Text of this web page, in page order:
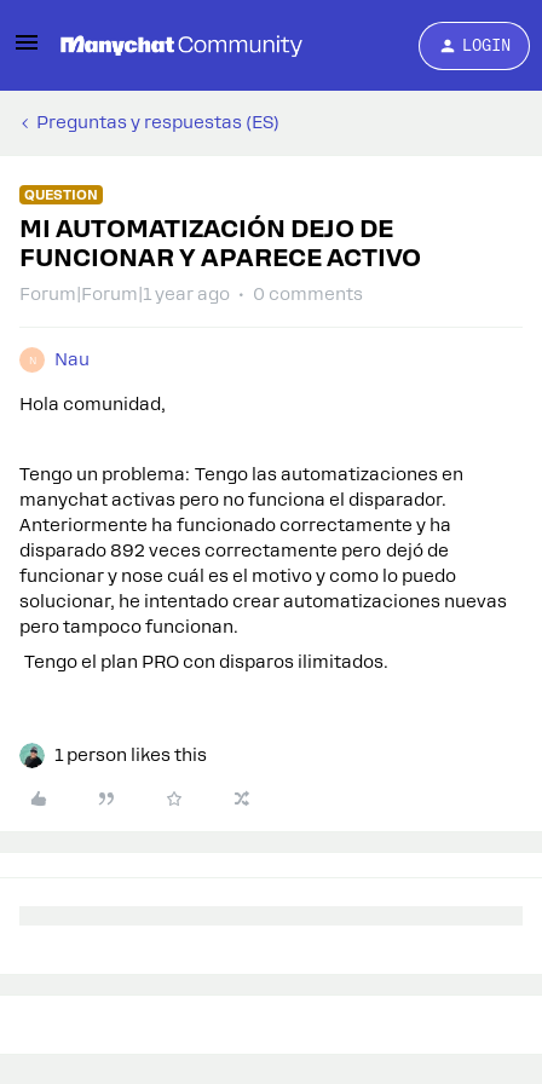
LOGIN
Preguntas y respuestas (ES)
QUESTION
MI AUTOMATIZACIÓN DEJO DE
FUNCIONAR Y APARECE ACTIVO
Forum|Forum|1 year ago 0 comments
N Nau
Hola comunidad,
Tengo un problema: Tengo las automatizaciones en
manychat activas pero no funciona el disparador.
Anteriormente ha funcionado correctamente y ha
disparado 892 veces correctamente pero dejó de
funcionar y nose cuál es el motivo y como lo puedo
solucionar, he intentado crear automatizaciones nuevas
pero tampoco funcionan.
Tengo el plan PRO con disparos ilimitados.
1 person likes this